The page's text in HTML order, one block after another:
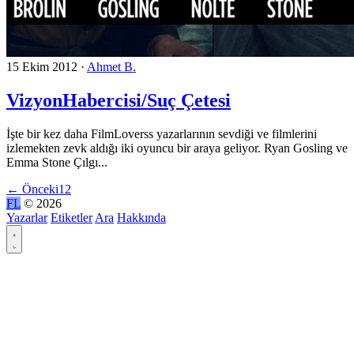
15 Ekim 2012 · Ahmet B.
VizyonHabercisi/Suç Çetesi
İşte bir kez daha FilmLoverss yazarlarının sevdiği ve filmlerini
izlemekten zevk aldığı iki oyuncu bir araya geliyor. Ryan Gosling ve
Emma Stone Çılgı...
← Önceki1 2
FL © 2026
Yazarlar Etiketler Ara Hakkında